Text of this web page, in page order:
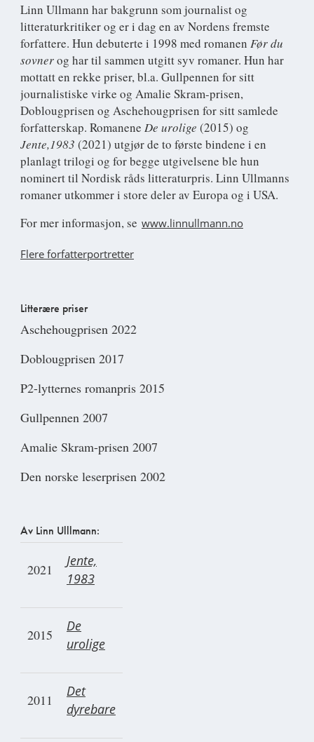
Linn Ullmann har bakgrunn som journalist og
litteraturkritiker og er i dag en av Nordens fremste
forfattere. Hun debuterte i 1998 med romanen Før du
sovnerog har til sammen utgitt syv romaner. Hun har
mottatt en rekke priser, bl.a. Gullpennen for sitt
journalistiske virke og Amalie Skram-prisen,
Doblougprisen og Aschehougprisen for sitt samlede
forfatterskap. Romanene De urolige (2015) og
Jente,1983 (2021) utgjør de to første bindene i en
planlagt trilogi og for begge utgivelsene ble hun
nominert til Nordisk råds litteraturpris. Linn Ullmanns
romaner utkommer i store deler av Europa og i USA.
For mer informasjon, se www.linnullmann.no
Flere forfatterportretter
Litterære priser
Aschehougprisen 2022
Doblougprisen 2017
P2-lytternes romanpris 2015
Gullpennen 2007
Amalie Skram-prisen 2007
Den norske leserprisen 2002
Av Linn Ulllmann:
2021
Jente,
1983
2015
De
urolige
2011
Det
dyrebare